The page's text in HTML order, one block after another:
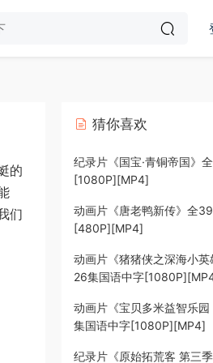
的
们
猜你喜欢
纪录片《国宝·青铜帝国》
[1080P][MP4]
动画片《唐老鸭新传》全
[480P][MP4]
动画片《猪猪侠之深海小
26集国语中字
动画片《宝贝多米益智乐
集国语中字[1080P][MP4]
纪录片《原始拓荒客 第三